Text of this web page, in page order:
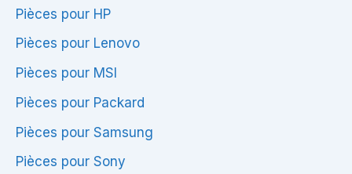
Pièces pour HP
Pièces pour Lenovo
Pièces pour MSI
Pièces pour Packard
Pièces pour Samsung
Pièces pour Sony